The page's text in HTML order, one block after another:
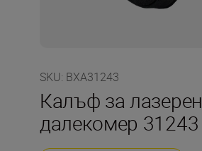
SKU: BXA31243
Калъф за лазерен
далекомер 31243